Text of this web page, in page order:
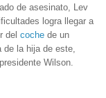
de asesinato, Lev
logra llegar a
del coche de un
de la hija de este,
Wilson.